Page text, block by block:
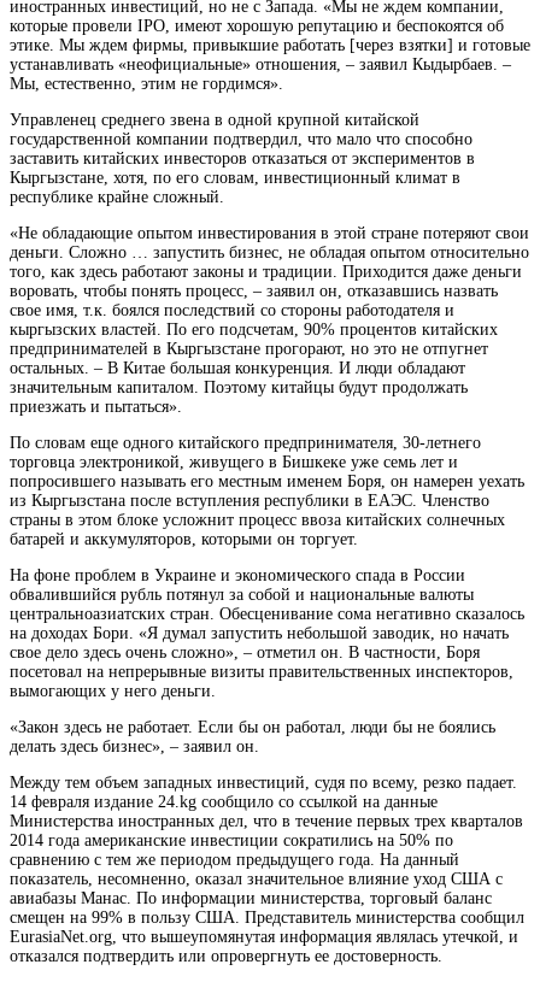
иностранных инвестиций, но не с Запада. «Мы не ждем компании,
которые провели IPO, имеют хорошую репутацию и беспокоятся об
этике. Мы ждем фирмы, привыкшие работать [через взятки] и готовые
устанавливать «неофициальные» отношения, – заявил Кыдырбаев. –
Мы, естественно, этим не гордимся».
Управленец среднего звена в одной крупной китайской
государственной компании подтвердил, что мало что способно
заставить китайских инвесторов отказаться от экспериментов в
Кыргызстане, хотя, по его словам, инвестиционный климат в
республике крайне сложный.
«Не обладающие опытом инвестирования в этой стране потеряют свои
деньги. Сложно … запустить бизнес, не обладая опытом относительно
того, как здесь работают законы и традиции. Приходится даже деньги
воровать, чтобы понять процесс, – заявил он, отказавшись назвать
свое имя, т.к. боялся последствий со стороны работодателя и
кыргызских властей. По его подсчетам, 90% процентов китайских
предпринимателей в Кыргызстане прогорают, но это не отпугнет
остальных. – В Китае большая конкуренция. И люди обладают
значительным капиталом. Поэтому китайцы будут продолжать
приезжать и пытаться».
По словам еще одного китайского предпринимателя, 30-летнего
торговца электроникой, живущего в Бишкеке уже семь лет и
попросившего называть его местным именем Боря, он намерен уехать
из Кыргызстана после вступления республики в ЕАЭС. Членство
страны в этом блоке усложнит процесс ввоза китайских солнечных
батарей и аккумуляторов, которыми он торгует.
На фоне проблем в Украине и экономического спада в России
обвалившийся рубль потянул за собой и национальные валюты
центральноазиатских стран. Обесценивание сома негативно сказалось
на доходах Бори. «Я думал запустить небольшой заводик, но начать
свое дело здесь очень сложно», – отметил он. В частности, Боря
посетовал на непрерывные визиты правительственных инспекторов,
вымогающих у него деньги.
«Закон здесь не работает. Если бы он работал, люди бы не боялись
делать здесь бизнес», – заявил он.
Между тем объем западных инвестиций, судя по всему, резко падает.
14 февраля издание 24.kg сообщило со ссылкой на данные
Министерства иностранных дел, что в течение первых трех кварталов
2014 года американские инвестиции сократились на 50% по
сравнению с тем же периодом предыдущего года. На данный
показатель, несомненно, оказал значительное влияние уход США с
авиабазы Манас. По информации министерства, торговый баланс
смещен на 99% в пользу США. Представитель министерства сообщил
EurasiaNet.org, что вышеупомянутая информация являлась утечкой, и
отказался подтвердить или опровергнуть ее достоверность.